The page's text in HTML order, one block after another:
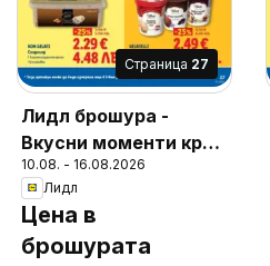
Cтраница 27
Лидл брошура -
Вкусни моменти край
грила
10.08. - 16.08.2026
Лидл
Цена в
брошурата